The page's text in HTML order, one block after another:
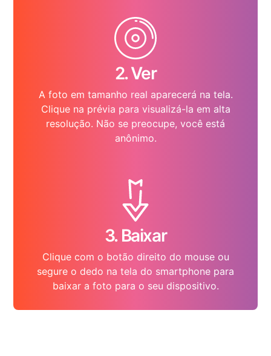
2. Ver
A foto em tamanho real aparecerá na tela.
Clique na prévia para visualizá-la em alta
resolução. Não se preocupe, você está
anônimo.
3. Baixar
Clique com o botão direito do mouse ou
segure o dedo na tela do smartphone para
baixar a foto para o seu dispositivo.